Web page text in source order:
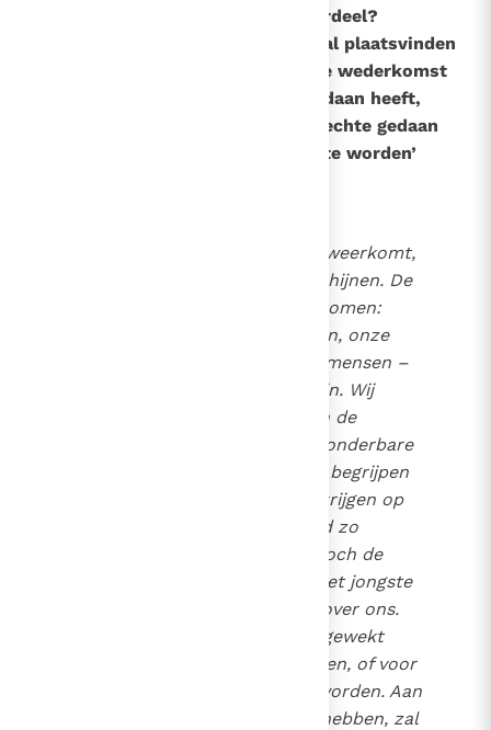
Wat is het laatste of jongste oordeel?
Het laatste of jongste oordeel zal plaatsvinden
aan het eind van de tijden, bij de wederkomst
van Christus. ‘Wie het goede gedaan heeft,
staat op om te leven; wie het slechte gedaan
heeft, staat op om veroordeeld te worden’
Als Christus in heerlijkheid weerkomt,
zal zijn volle licht op ons schijnen. De
waarheid zal aan het licht komen:
onze gedachten, onze daden, onze
verhouding met God en de mensen –
niets zal meer verborgen zijn. Wij
zullen de definitieve zin van de
schepping ontdekken, de wonderbare
wegen van God tot ons heil begrijpen
en eindelijk ook antwoord krijgen op
de vraag waarom het kwaad zo
machtig mag zijn, als God toch de
uiteindelijke macht heeft. Het jongste
oordeel is ook het oordeel over ons.
Hier wordt beslist of wij opgewekt
worden tot het eeuwige leven, of voor
altijd van God gescheiden worden. Aan
hen die het leven gekozen hebben, zal